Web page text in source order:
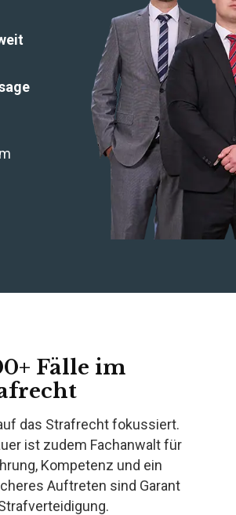
Fälle im
das Strafrecht fokussiert.
ist zudem Fachanwalt für
Kompetenz und ein
Auftreten sind Garant